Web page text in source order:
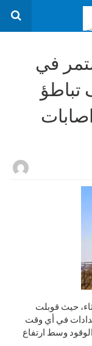
في
تباطؤ
حيث قوبلت
في أي وقت
وسط ارتفاع